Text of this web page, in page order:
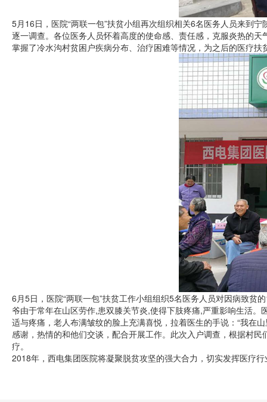
5月16日，医院“两联一包”扶贫小组再次组织相关6名医务人员来到
逐一调查。各位医务人员怀着高度的使命感、责任感，克服炎热的
掌握了冷水沟村贫困户疾病分布、治疗困难等情况，为之后的医疗扶
6月5日，医院“两联一包”扶贫工作小组组织5名医务人员对因病致
爷由于常年在山区劳作,患双膝关节炎,使得下肢疼痛,严重影响生活
适与疼痛，老人布满皱纹的脸上充满喜悦，拉着医生的手说：“我在
感谢，热情的和他们交谈，配合开展工作。此次入户调查，根据村
疗。
2018年，西电集团医院将凝聚脱贫攻坚的强大合力，切实发挥医疗